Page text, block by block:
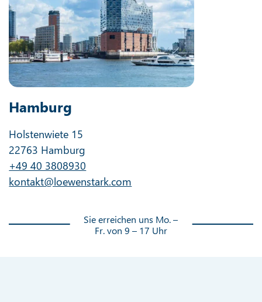
Hamburg
Holstenwiete 15
22763 Hamburg
+49 40 3808930
kontakt@loewenstark.com
Sie erreichen uns Mo. –
Fr. von 9 – 17 Uhr